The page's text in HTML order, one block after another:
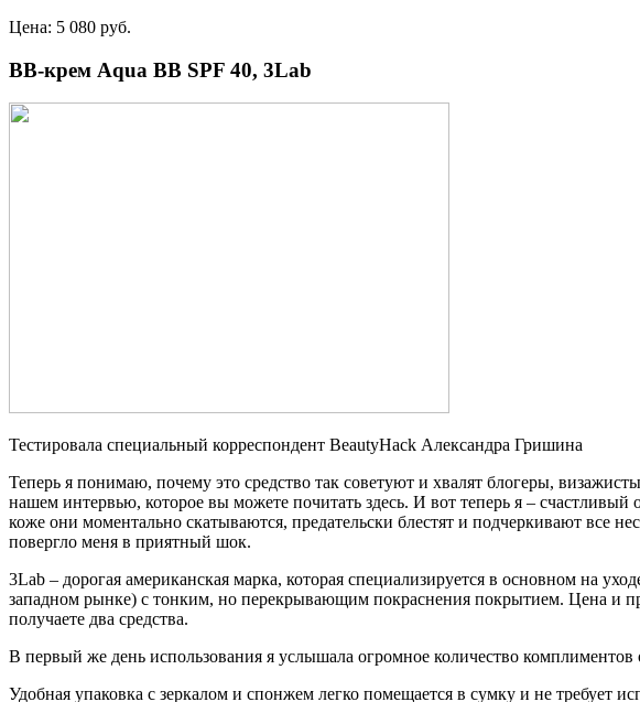
Цена: 5 080 руб.
BB-крем Aqua BB SPF 40, 3Lab
Тестировала специальный корреспондент BeautyHack Александра Гришина
Теперь я понимаю, почему это средство так советуют и хвалят блогеры,
нашем интервью, которое вы можете почитать здесь. И вот теперь я –
коже они моментально скатываются, предательски блестят и подчеркивают все
повергло меня в приятный шок.
3Lab – дорогая американская марка, которая специализируется в основном на
западном рынке) с тонким, но перекрывающим покраснения покрытием. Цена и
получаете два средства.
В первый же день использования я услышала огромное количество
Удобная упаковка с зеркалом и спонжем легко помещается в сумку и не требует